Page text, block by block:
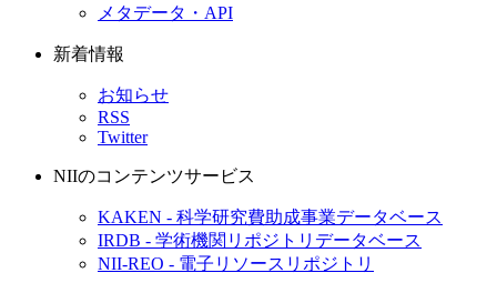
メタデータ・API
新着情報
お知らせ
RSS
Twitter
NIIのコンテンツサービス
KAKEN - 科学研究費助成事業データベース
IRDB - 学術機関リポジトリデータベース
NII-REO - 電子リソースリポジトリ